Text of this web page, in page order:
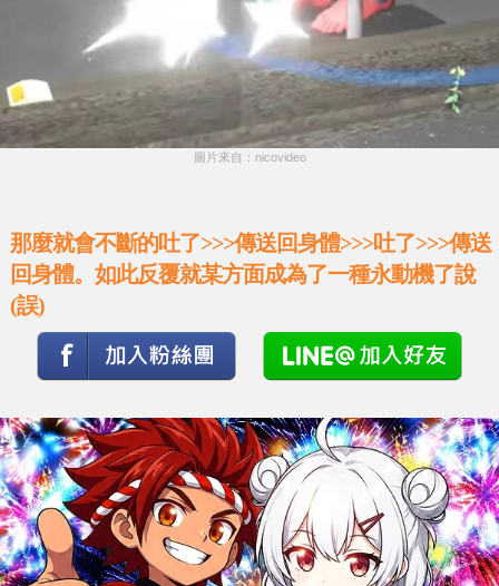
圖片來自：nicovideo
那麼就會不斷的吐了>>>傳送回身體>>>吐了>>>傳送
回身體。如此反覆就某方面成為了一種永動機了說
(誤)